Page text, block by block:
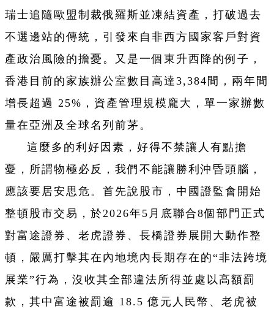
瑞士追隨歐盟制裁俄羅斯並凍結資產，打破過去
不選邊站的傳統，引發來自非西方國家客戶對資
產政治風險的擔憂。又是一個東升西降的例子，
香港目前的家族辦公室數目高達3,384間，兩年間
增長超過 25%，資產管理規模龐大，單一家辦數
量在亞洲及全球名列前茅。
這麼多的利好因素，好得不禁讓人有點擔
憂，所謂物極必反，我們不能讓勝利沖昏頭腦，
應該要居安思危。首先說股市，中國證監會開始
整頓股市交易，於2026年5月底聯合8個部門正式
對富途證券、老虎證券、長橋證券展開大動作整
頓，嚴厲打擊其在內地境內長期存在的“非法跨境
展業”行為，沒收其全部違法所得並處以高額罰
款，其中富途被罰逾 18.5 億元人民幣、老虎被